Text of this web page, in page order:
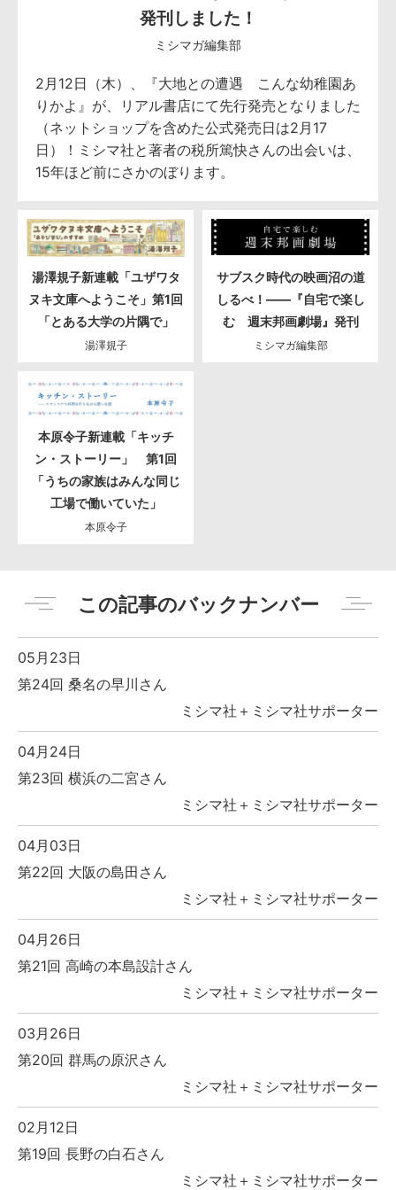
発刊しました！
ミシマガ編集部
2月12日（木）、『大地との遭遇 こんな幼稚園あ
りかよ』が、リアル書店にて先行発売となりました
（ネットショップを含めた公式発売日は2月17
日）！ミシマ社と著者の税所篤快さんの出会いは、
15年ほど前にさかのぼります。
湯澤規子新連載「ユザワタ
ヌキ文庫へようこそ」第1回
「とある大学の片隅で」
湯澤規子
サブスク時代の映画沼の道
しるべ！――『自宅で楽し
む 週末邦画劇場』発刊
ミシマガ編集部
本原令子新連載「キッチ
ン・ストーリー」 第1回
「うちの家族はみんな同じ
工場で働いていた」
本原令子
この記事のバックナンバー
05月23日
第24回 桑名の早川さん
ミシマ社＋ミシマ社サポーター
04月24日
第23回 横浜の二宮さん
ミシマ社＋ミシマ社サポーター
04月03日
第22回 大阪の島田さん
ミシマ社＋ミシマ社サポーター
04月26日
第21回 高崎の本島設計さん
ミシマ社＋ミシマ社サポーター
03月26日
第20回 群馬の原沢さん
ミシマ社＋ミシマ社サポーター
02月12日
第19回 長野の白石さん
ミシマ社＋ミシマ社サポーター